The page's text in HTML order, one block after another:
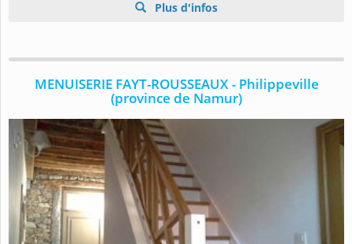
Plus d'infos
MENUISERIE FAYT-ROUSSEAUX - Philippeville
(province de Namur)